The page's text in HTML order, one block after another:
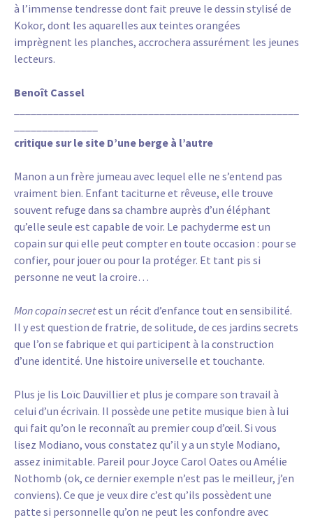
à l’immense tendresse dont fait preuve le dessin stylisé de
Kokor, dont les aquarelles aux teintes orangées
imprègnent les planches, accrochera assurément les jeunes
lecteurs.
Benoît Cassel
critique sur le site D’une berge à l’autre
Manon a un frère jumeau avec lequel elle ne s’entend pas
vraiment bien. Enfant taciturne et rêveuse, elle trouve
souvent refuge dans sa chambre auprès d’un éléphant
qu’elle seule est capable de voir. Le pachyderme est un
copain sur qui elle peut compter en toute occasion : pour se
confier, pour jouer ou pour la protéger. Et tant pis si
personne ne veut la croire…
Mon copain secretest un récit d’enfance tout en sensibilité.
Il y est question de fratrie, de solitude, de ces jardins secrets
que l’on se fabrique et qui participent à la construction
d’une identité. Une histoire universelle et touchante.
Plus je lis Loïc Dauvillier et plus je compare son travail à
celui d’un écrivain. Il possède une petite musique bien à lui
qui fait qu’on le reconnaît au premier coup d’œil. Si vous
lisez Modiano, vous constatez qu’il y a un style Modiano,
assez inimitable. Pareil pour Joyce Carol Oates ou Amélie
Nothomb (ok, ce dernier exemple n’est pas le meilleur, j’en
conviens). Ce que je veux dire c’est qu’ils possèdent une
patte si personnelle qu’on ne peut les confondre avec